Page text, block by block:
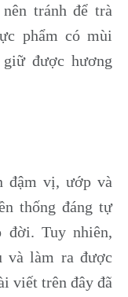
tránh để trà
phẩm có mùi
được hương
đậm vị, ướp và
thống đáng tự
đời. Tuy nhiên,
và làm ra được
viết trên đây đã